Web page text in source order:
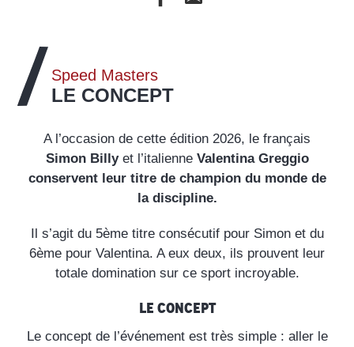
Speed Masters
LE CONCEPT
A l’occasion de cette édition 2026, le français
Simon Billyet l’italienne Valentina Greggio
conservent leur titre de champion du monde de
la discipline.
Il s’agit du 5ème titre consécutif pour Simon et du
6ème pour Valentina. A eux deux, ils prouvent leur
totale domination sur ce sport incroyable.
Le concept
Le concept de l’événement est très simple : aller le